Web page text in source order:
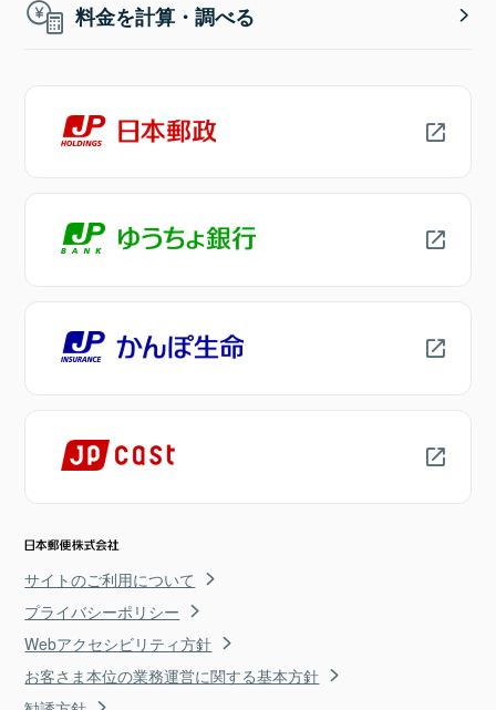
料金を計算・調べる
サイトのご利用について
プライバシーポリシー
Webアクセシビリティ方針
お客さま本位の業務運営に関する基本方針